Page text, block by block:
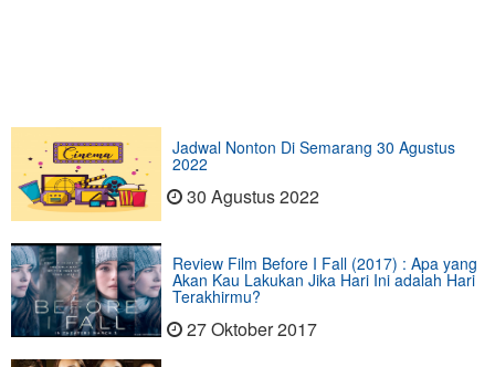
Jadwal Nonton Di Semarang 30 Agustus
2022
30 Agustus 2022
Review Film Before I Fall (2017) : Apa yang
Akan Kau Lakukan Jika Hari Ini adalah Hari
Terakhirmu?
27 Oktober 2017